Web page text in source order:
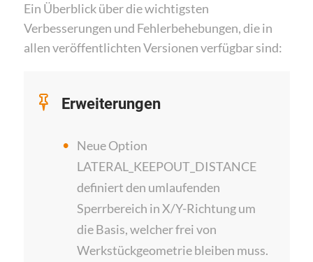
Ein Überblick über die wichtigsten
Verbesserungen und Fehlerbehebungen, die in
allen veröffentlichten Versionen verfügbar sind:
Erweiterungen
Neue Option
LATERAL_KEEPOUT_DISTANCE
definiert den umlaufenden
Sperrbereich in X/Y-Richtung um
die Basis, welcher frei von
Werkstückgeometrie bleiben muss.